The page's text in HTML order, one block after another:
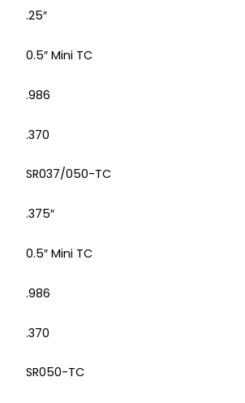
.25″
0.5″ Mini TC
.986
.370
SR037/050-TC
.375″
0.5″ Mini TC
.986
.370
SR050-TC